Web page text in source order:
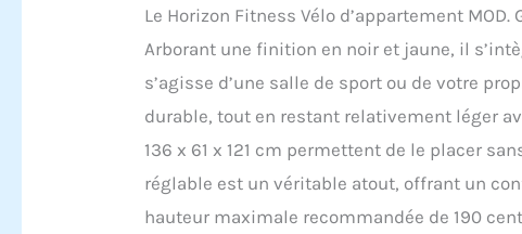
Le Horizon Fitness Vélo d’appartement
Arborant une finition en noir et jaune, il
s’agisse d’une salle de sport ou de votre
durable, tout en restant relativement léger
136 x 61 x 121 cm permettent de le placer
réglable est un véritable atout, offrant un
hauteur maximale recommandée de 190